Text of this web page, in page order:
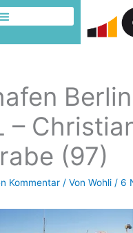
–
(97)
Kommentar / Von Wohli / 6